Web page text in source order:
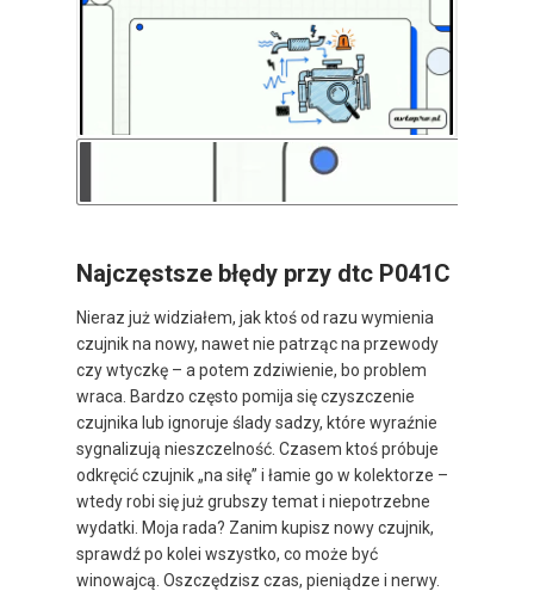
Najczęstsze błędy przy dtc P041C
Nieraz już widziałem, jak ktoś od razu wymienia
czujnik na nowy, nawet nie patrząc na przewody
czy wtyczkę – a potem zdziwienie, bo problem
wraca. Bardzo często pomija się czyszczenie
czujnika lub ignoruje ślady sadzy, które wyraźnie
sygnalizują nieszczelność. Czasem ktoś próbuje
odkręcić czujnik „na siłę” i łamie go w kolektorze –
wtedy robi się już grubszy temat i niepotrzebne
wydatki. Moja rada? Zanim kupisz nowy czujnik,
sprawdź po kolei wszystko, co może być
winowajcą. Oszczędzisz czas, pieniądze i nerwy.